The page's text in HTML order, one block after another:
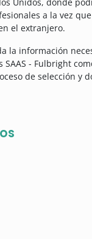
a la vez
el extranjero.
la información
SAAS - Fulbright
de selección y